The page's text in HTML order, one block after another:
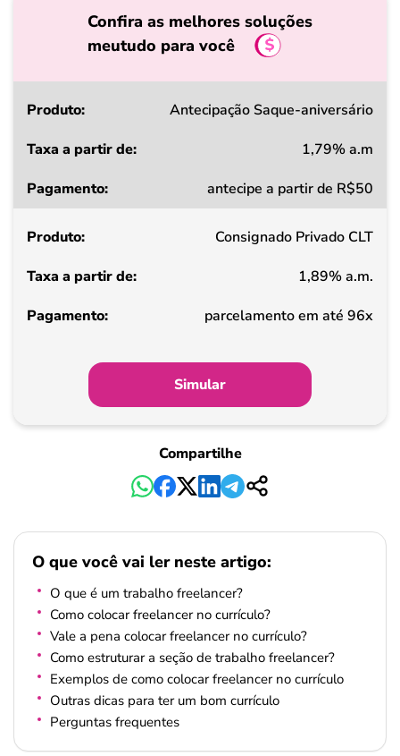
Confira as melhores soluções
meutudo para você
Produto
a
de
Pagamento
Antecipação Saque-aniversário
1,79% a.m
antecipe a partir de R$50
Consignado Privado CLT
1,89% a.m.
parcelamento em até 96x
Simular
Compartilhe
O que você vai ler neste artigo:
O que é um trabalho freelancer?
Como colocar freelancer no currículo?
Vale a pena colocar freelancer no currículo?
Como estruturar a seção de trabalho freelancer?
Exemplos de como colocar freelancer no currículo
Outras dicas para ter um bom currículo
Perguntas frequentes